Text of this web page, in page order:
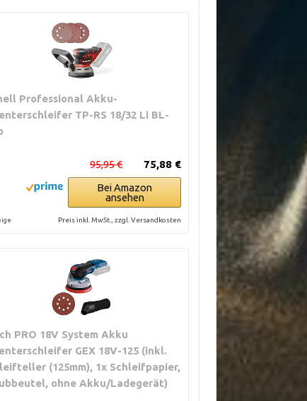
Professional Akku-
TP-RS 18/32 Li BL-
75,88 €
95,95 €
Bei Amazon
ansehen
Preis inkl. MwSt., zzgl. Versandkosten
PRO 18V System Akku
GEX 18V-125 (inkl.
(125mm), 1x Schleifpapier,
ohne Akku/Ladegerät)